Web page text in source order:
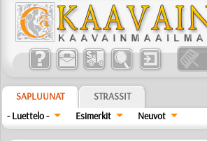
SAPLUUNAT
STRASSIT
- Luettelo -
Esimerkit Neuvot